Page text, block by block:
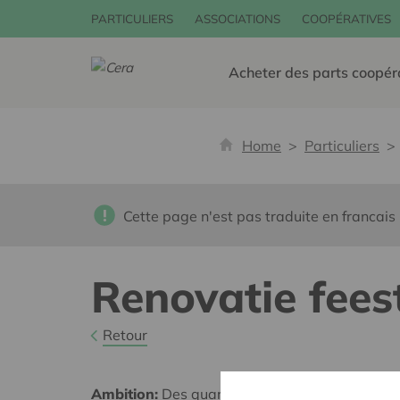
PARTICULIERS ASSOCIATIONS COOPÉRATIVES
Acheter des parts
Home Particuliers
Cette page n'est pas traduite en francais
Renovatie
Retour
Ambition: Des quartiers chaleureux et